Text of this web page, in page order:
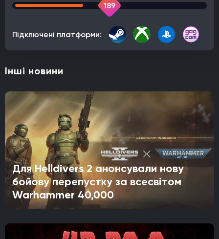
189
Підключені платформи:
Інші новини
Для Helldivers 2 анонсували нову
бойову перепустку за всесвітом
Warhammer 40,000